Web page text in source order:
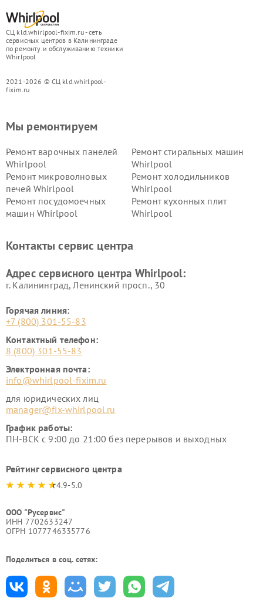
СЦ kld.whirlpool-fixim.ru - сеть
сервисных центров в Калининграде
по ремонту и обслуживанию техники
Whirlpool
2021-2026 © СЦ kld.whirlpool-
fixim.ru
Мы ремонтируем
Ремонт варочных панелей
Whirlpool
Ремонт стиральных машин
Whirlpool
Ремонт микроволновых
печей Whirlpool
Ремонт холодильников
Whirlpool
Ремонт посудомоечных
машин Whirlpool
Ремонт кухонных плит
Whirlpool
Контакты сервис центра
Адрес сервисного центра Whirlpool:
г. Калининград, Ленинский просп., 30
Горячая линия:
+7 (800) 301-55-83
Контактный телефон:
8 (800) 301-55-83
Электронная почта:
info@whirlpool-fixim.ru
для юридических лиц
manager@fix-whirlpool.ru
График работы:
ПН-ВСК с 9:00 до 21:00 без перерывов и выходных
Рейтинг сервисного центра
4.9-5.0
ООО "Русервис"
ИНН 7702633247
ОГРН 1077746335776
Поделиться в соц. сетях: